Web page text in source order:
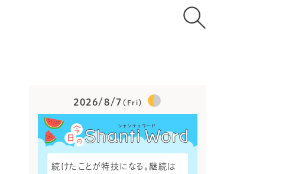
2026/8/7 （Fri）
続けたことが特技になる。継続は